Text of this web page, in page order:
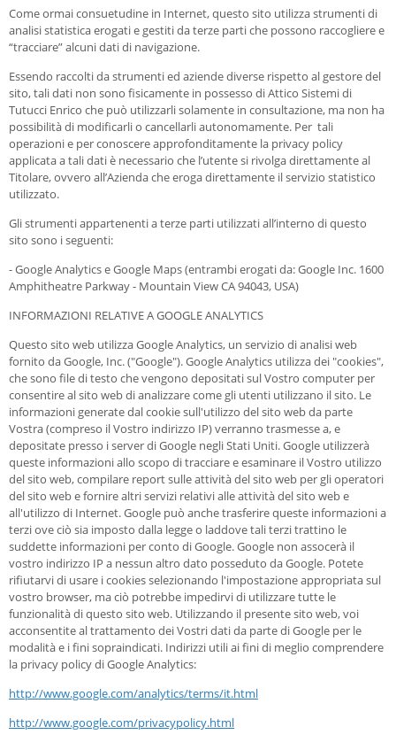
Come ormai consuetudine in Internet, questo sito utilizza strumenti di
analisi statistica erogati e gestiti da terze parti che possono raccogliere e
“tracciare” alcuni dati di navigazione.
Essendo raccolti da strumenti ed aziende diverse rispetto al gestore del
sito, tali dati non sono fisicamente in possesso di Attico Sistemi di
Tutucci Enrico che può utilizzarli solamente in consultazione, ma non ha
possibilità di modificarli o cancellarli autonomamente. Per tali
operazioni e per conoscere approfonditamente la privacy policy
applicata a tali dati è necessario che l’utente si rivolga direttamente al
Titolare, ovvero all’Azienda che eroga direttamente il servizio statistico
utilizzato.
Gli strumenti appartenenti a terze parti utilizzati all’interno di questo
sito sono i seguenti:
- Google Analytics e Google Maps (entrambi erogati da: Google Inc. 1600
Amphitheatre Parkway - Mountain View CA 94043, USA)
INFORMAZIONI RELATIVE A GOOGLE ANALYTICS
Questo sito web utilizza Google Analytics, un servizio di analisi web
fornito da Google, Inc. ("Google"). Google Analytics utilizza dei "cookies",
che sono file di testo che vengono depositati sul Vostro computer per
consentire al sito web di analizzare come gli utenti utilizzano il sito. Le
informazioni generate dal cookie sull'utilizzo del sito web da parte
Vostra (compreso il Vostro indirizzo IP) verranno trasmesse a, e
depositate presso i server di Google negli Stati Uniti. Google utilizzerà
queste informazioni allo scopo di tracciare e esaminare il Vostro utilizzo
del sito web, compilare report sulle attività del sito web per gli operatori
del sito web e fornire altri servizi relativi alle attività del sito web e
all'utilizzo di Internet. Google può anche trasferire queste informazioni a
terzi ove ciò sia imposto dalla legge o laddove tali terzi trattino le
suddette informazioni per conto di Google. Google non assocerà il
vostro indirizzo IP a nessun altro dato posseduto da Google. Potete
rifiutarvi di usare i cookies selezionando l'impostazione appropriata sul
vostro browser, ma ciò potrebbe impedirvi di utilizzare tutte le
funzionalità di questo sito web. Utilizzando il presente sito web, voi
acconsentite al trattamento dei Vostri dati da parte di Google per le
modalità e i fini sopraindicati. Indirizzi utili ai fini di meglio comprendere
la privacy policy di Google Analytics:
http://www.google.com/analytics/terms/it.html
http://www.google.com/privacypolicy.html